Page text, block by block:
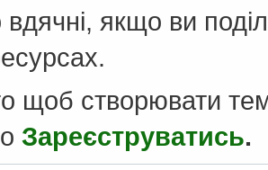
якщо ви
щоб створювати
Зареєструватись.